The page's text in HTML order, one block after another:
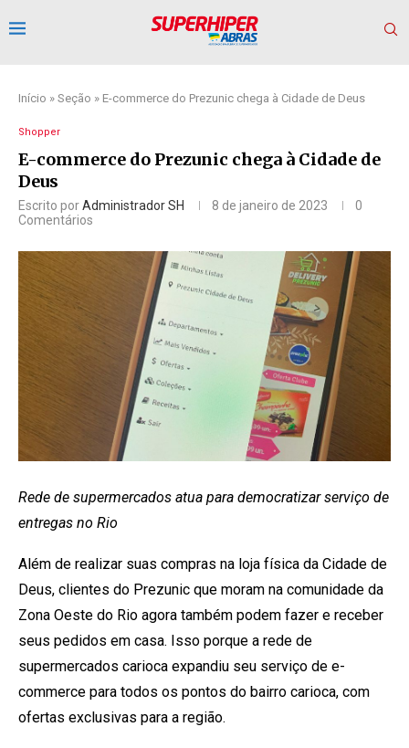
Início » Seção » E-commerce do Prezunic chega à Cidade de Deus
Shopper
E-commerce do Prezunic chega à Cidade de
Deus
Escrito porAdministrador SH 8 de janeiro de 2023
0
Comentários
Rede de supermercados atua para democratizar serviço de
entregas no Rio
Além de realizar suas compras na loja física da Cidade de
Deus, clientes do Prezunic que moram na comunidade da
Zona Oeste do Rio agora também podem fazer e receber
seus pedidos em casa. Isso porque a rede de
supermercados carioca expandiu seu serviço de e-
commerce para todos os pontos do bairro carioca, com
ofertas exclusivas para a região.